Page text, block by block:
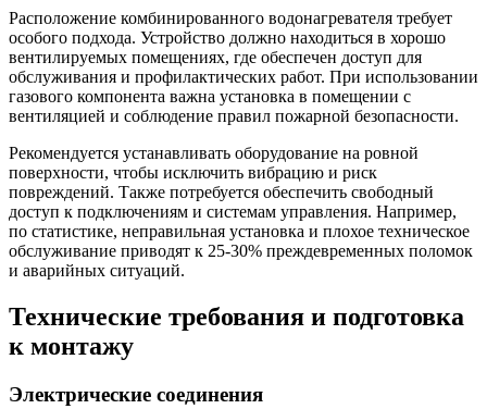
Расположение комбинированного водонагревателя требует
особого подхода. Устройство должно находиться в хорошо
вентилируемых помещениях, где обеспечен доступ для
обслуживания и профилактических работ. При использовании
газового компонента важна установка в помещении с
вентиляцией и соблюдение правил пожарной безопасности.
Рекомендуется устанавливать оборудование на ровной
поверхности, чтобы исключить вибрацию и риск
повреждений. Также потребуется обеспечить свободный
доступ к подключениям и системам управления. Например,
по статистике, неправильная установка и плохое техническое
обслуживание приводят к 25-30% преждевременных поломок
и аварийных ситуаций.
Технические требования и подготовка
к монтажу
Электрические соединения